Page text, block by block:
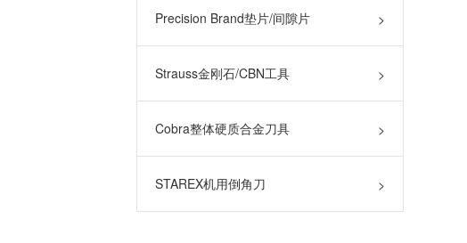
Precision Brand垫片/间隙片 >
Strauss金刚石/CBN工具 >
Cobra整体硬质合金刀具 >
STAREX机用倒角刀 >